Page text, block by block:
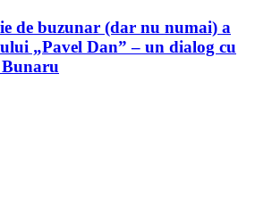
de buzunar (dar nu numai) a
„Pavel Dan” – un dialog cu